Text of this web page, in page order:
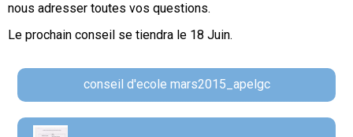
nous adresser toutes vos questions.
Le prochain conseil se tiendra le 18 Juin.
conseil d'ecole mars2015_apelgc